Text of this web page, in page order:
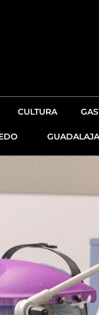
CULTURA